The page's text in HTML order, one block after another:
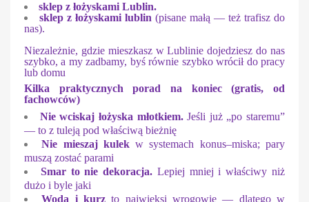
sklep z łożyskami Lublin.
sklep z łożyskami lublin (pisane małą — też trafisz do
nas).
Niezależnie, gdzie mieszkasz w Lublinie dojedziesz do nas
szybko, a my zadbamy, byś równie szybko wrócił do pracy
lub domu
Kilka praktycznych porad na koniec (gratis, od
fachowców)
Nie wciskaj łożyska młotkiem.Jeśli już „po staremu”
— to z tuleją pod właściwą bieżnię
Nie mieszaj kulekw systemach konus–miska; pary
muszą zostać parami
Smar to nie dekoracja. Lepiej mniej i właściwy niż
dużo i byle jaki
Woda i kurz to najwięksi wrogowie — dlatego w